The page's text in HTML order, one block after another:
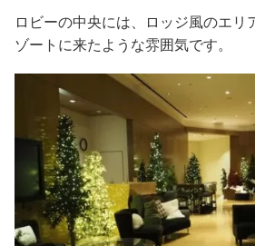
ロビーの中央には、ロッジ風のエリ
ゾートに来たような雰囲気です。